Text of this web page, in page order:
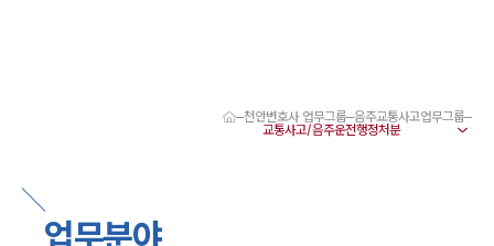
천안형사전문변호사
천안이혼전문변호사
천안학교폭력변호사
천안변호사 업무그룹 음주교통사고업무그룹
업무분야